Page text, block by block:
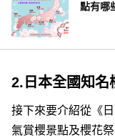
點有哪
2.日本全國知名
接下來要介紹從《
氣賞櫻景點及櫻花